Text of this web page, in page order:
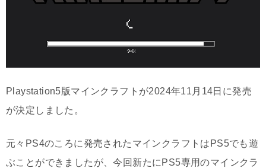
Playstation5版マインクラフトが2024年11月14日に発売
が決定しました。
元々PS4のころに発売されたマインクラフトはPS5でも遊
ぶことができましたが、今回新たにPS5専用のマインクラ